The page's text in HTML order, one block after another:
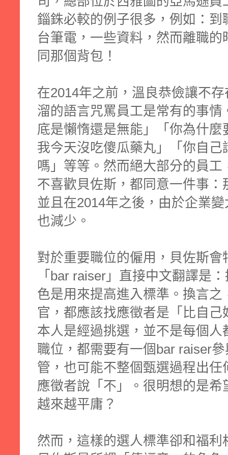
錙銖必較的例子很多，例如：
台筆電，一些資料，然而離職
同那個背包！
在2014年之前，溫良恭儉讓不
溜的語言咒罵員工是常有的事情
底是懶惰還是無能」「你為什
我今天沒吃傻瓜藥丸」「你自
嗎」等等。然而絕大部分的員
不喜歡貝佐斯，都同意一件事
並且在2014年之後，由於企業
也減少。
對於重要職位的僱用，貝佐斯
「bar raiser」 直接中文翻譯是
色是用來提高進入標準。換言
官，都應該找應徵者是「比自
本人是經過挑選，並不是每個
職位，都需要有一個bar raiser
管，也可能不整個甄選過程出
應徵者說「不」。很明想的是
越來越平庸？
然而，這樣的選人標準卻和福